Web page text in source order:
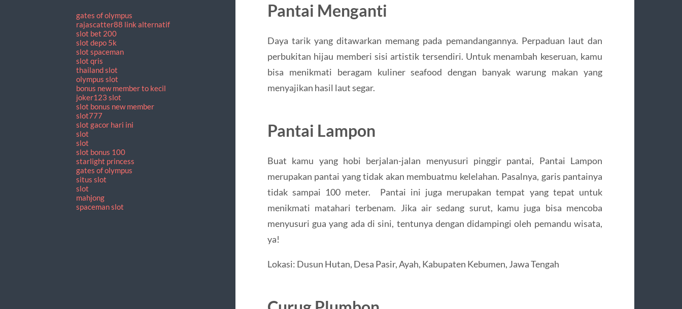
gates of olympus
rajascatter88 link alternatif
slot bet 200
slot depo 5k
slot spaceman
slot qris
thailand slot
olympus slot
bonus new member to kecil
joker123 slot
slot bonus new member
slot777
slot gacor hari ini
slot
slot
slot bonus 100
starlight princess
gates of olympus
situs slot
slot
mahjong
spaceman slot
Pantai Menganti
Daya tarik yang ditawarkan memang pada pemandangannya. Perpaduan laut dan
perbukitan hijau memberi sisi artistik tersendiri. Untuk menambah keseruan, kamu
bisa menikmati beragam kuliner seafood dengan banyak warung makan yang
menyajikan hasil laut segar.
Pantai Lampon
Buat kamu yang hobi berjalan-jalan menyusuri pinggir pantai, Pantai Lampon
merupakan pantai yang tidak akan membuatmu kelelahan. Pasalnya, garis pantainya
tidak sampai 100 meter. Pantai ini juga merupakan tempat yang tepat untuk
menikmati matahari terbenam. Jika air sedang surut, kamu juga bisa mencoba
menyusuri gua yang ada di sini, tentunya dengan didampingi oleh pemandu wisata,
ya!
Lokasi: Dusun Hutan, Desa Pasir, Ayah, Kabupaten Kebumen, Jawa Tengah